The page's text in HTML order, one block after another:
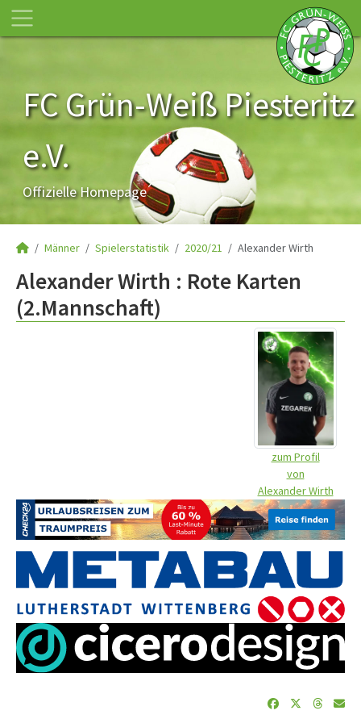
FC Grün-Weiß Piesteritz
e.V.
Offizielle Homepage
Männer Spielerstatistik 2020/21 Alexander Wirth
Alexander Wirth : Rote Karten
(2.Mannschaft)
zum Profil
von
Alexander Wirth